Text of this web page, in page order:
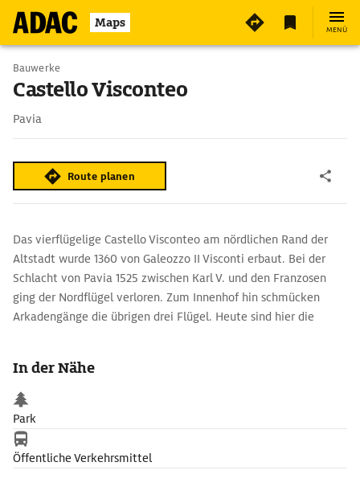
Maps MENÜ
Bauwerke
Castello Visconteo
Pavia
Route planen
Das vierflügelige Castello Visconteo am nördlichen Rand der
Altstadt wurde 1360 von Galeozzo II Visconti erbaut. Bei der
Schlacht von Pavia 1525 zwischen Karl V. und den Franzosen
ging der Nordflügel verloren. Zum Innenhof hin schmücken
Arkadengänge die übrigen drei Flügel. Heute sind hier die
In der Nähe
Park
Öffentliche Verkehrsmittel